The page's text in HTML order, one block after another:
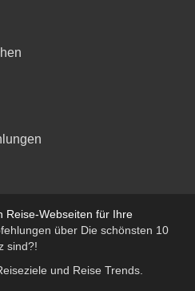
Reise-Webseiten für Ihre
über Die schönsten 10
sind?!
und Reise Trends.